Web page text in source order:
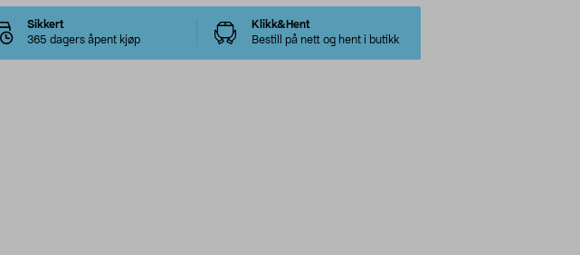
Sikkert
365 dagers åpent kjøp
Klikk&Hent
Bestill på nett og hent i butikk